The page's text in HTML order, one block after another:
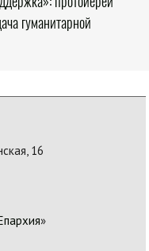
гуманитарной
16
»